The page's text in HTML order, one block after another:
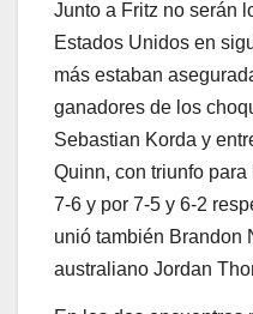
Junto a Fritz no serán
Estados Unidos en
más estaban
ganadores de los
Sebastian Korda y
Quinn, con triunfo
7-6 y por 7-5 y 6-2
unió también Brandon
australiano Jordan